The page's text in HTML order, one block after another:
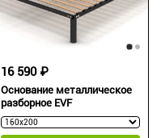
Основание металлическое
разборное EVF
16 590 ₽